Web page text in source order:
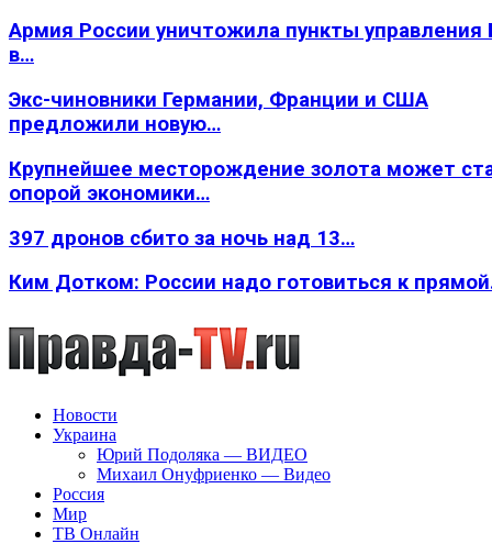
Армия России уничтожила пункты
в…
Экс-чиновники Германии, Франции и США
предложили новую…
Крупнейшее месторождение золота может
опорой экономики…
397 дронов сбито за ночь над 13…
Ким Дотком: России надо готовиться к
Новости
Украина
Юрий Подоляка — ВИДЕО
Михаил Онуфриенко — Видео
Россия
Мир
ТВ Онлайн